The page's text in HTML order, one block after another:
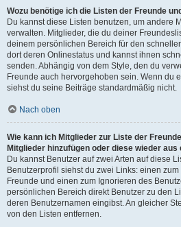
Wozu benötige ich die Listen der Freunde
Du kannst diese Listen benutzen, um andere
verwalten. Mitglieder, die du deiner
deinem persönlichen Bereich für den
dort deren Onlinestatus und kannst ihnen
senden. Abhängig von dem Style, den du
Freunde auch hervorgehoben sein. Wenn du
siehst du seine Beiträge standardmäßig nicht.
Nach oben
Wie kann ich Mitglieder zur Liste der
Mitglieder hinzufügen oder diese wieder
Du kannst Benutzer auf zwei Arten auf diese
Benutzerprofil siehst du zwei Links: einen
Freunde und einen zum Ignorieren des
persönlichen Bereich direkt Benutzer zu den
deren Benutzernamen eingibst. An gleicher
von den Listen entfernen.